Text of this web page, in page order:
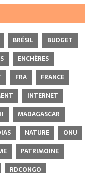
BRÉSIL
BUDGET
ENCHÈRES
FRA
FRANCE
INTERNET
MADAGASCAR
NATURE
ONU
PATRIMOINE
RDCONGO